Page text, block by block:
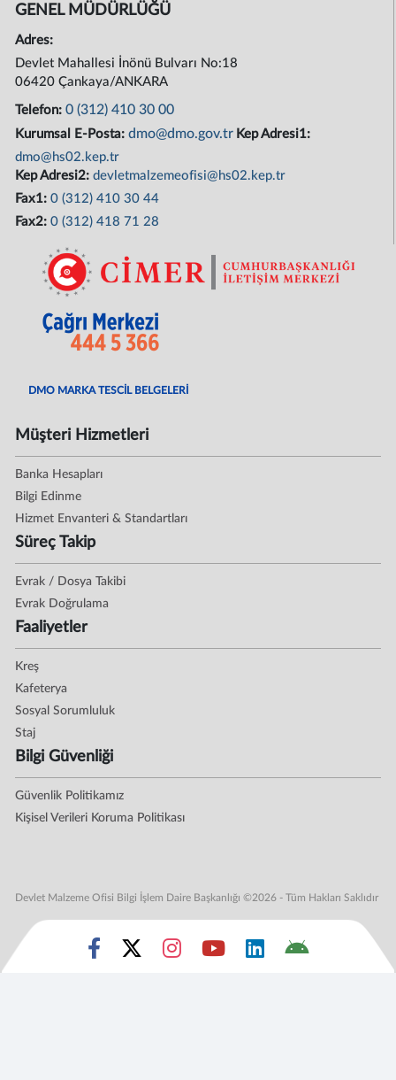
GENEL MÜDÜRLÜĞÜ
Adres:
Devlet Mahallesi İnönü Bulvarı No:18
06420 Çankaya/ANKARA
Telefon:0 (312) 410 30 00
Kurumsal E-Posta:dmo@dmo.gov.tr Kep Adresi1:
dmo@hs02.kep.tr
Kep Adresi2:devletmalzemeofisi@hs02.kep.tr
Fax1:0 (312) 410 30 44
Fax2:0 (312) 418 71 28
DMO MARKA TESCİL BELGELERİ
Müşteri Hizmetleri
Banka Hesapları
Bilgi Edinme
Hizmet Envanteri & Standartları
Süreç Takip
Evrak / Dosya Takibi
Evrak Doğrulama
Faaliyetler
Kreş
Kafeterya
Sosyal Sorumluluk
Staj
Bilgi Güvenliği
Güvenlik Politikamız
Kişisel Verileri Koruma Politikası
Devlet Malzeme Ofisi Bilgi İşlem Daire Başkanlığı ©2026 - Tüm Hakları Saklıdır